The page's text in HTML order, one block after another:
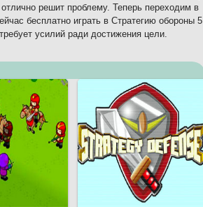
решит проблему. Теперь переходим в
бесплатно играть в Стратегию обороны 5
усилий ради достижения цели.